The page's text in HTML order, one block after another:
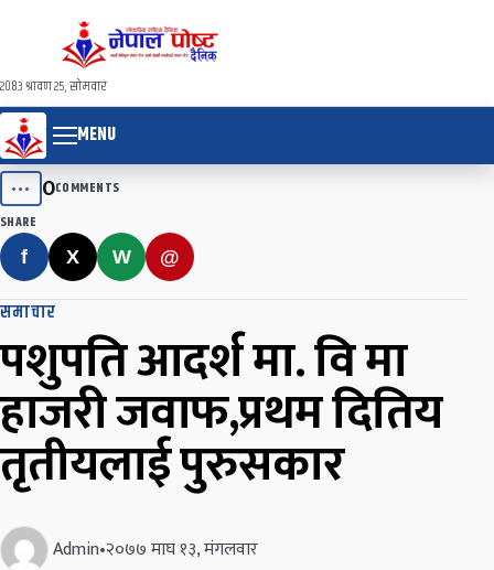
२०८३ श्रावण २५, सोमवार
MENU
••• 0COMMENTS
SHARE
f X W @
समाचार
पशुपति आदर्श मा. वि मा
हाजरी जवाफ,प्रथम दितिय
तृतीयलाई पुरुसकार
Admin•२०७७ माघ १३, मंगलवार